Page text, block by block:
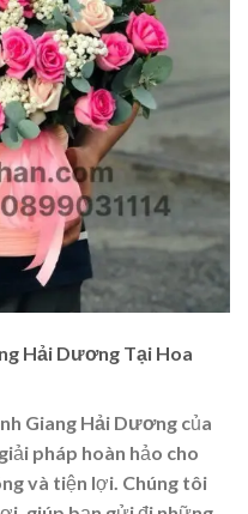
Hải Dương Tại Hoa
Giang Hải Dương của
pháp hoàn hảo cho
và tiện lợi. Chúng tôi